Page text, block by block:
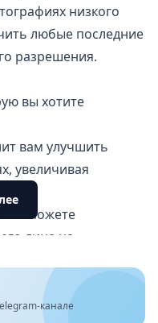
низкого
любые последние
разрешения.
вы хотите
вам улучшить
увеличивая
сможете
лица на
контрастность
канале